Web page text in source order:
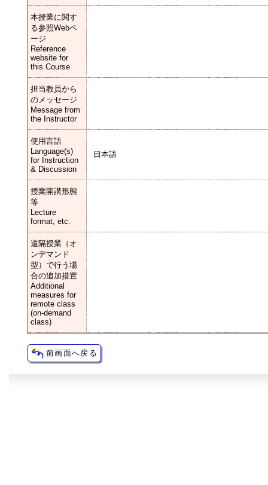
本授業に関す
る参照Webペ
ージ
Reference
website for
this Course
担当教員から
のメッセージ
Message from
the Instructor
使用言語
Language(s)
for Instruction
& Discussion
日本語
授業開講形態
等
Lecture
format, etc.
遠隔授業（オ
ンデマンド
型）で行う場
合の追加措置
Additional
measures for
remote class
(on-demand
class)